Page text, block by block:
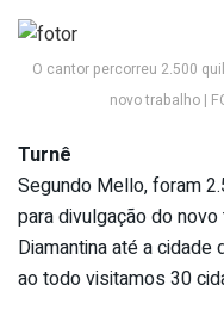
O cantor percorreu 2.500
novo trabalho |
Turnê
Segundo Mello, foram
para divulgação do novo
Diamantina até a
ao todo visitamos 30